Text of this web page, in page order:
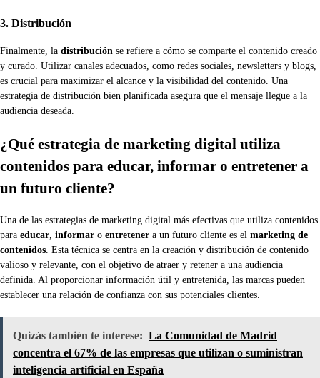
3. Distribución
Finalmente, la distribución se refiere a cómo se comparte el contenido creado
y curado. Utilizar canales adecuados, como redes sociales, newsletters y blogs,
es crucial para maximizar el alcance y la visibilidad del contenido. Una
estrategia de distribución bien planificada asegura que el mensaje llegue a la
audiencia deseada.
¿Qué estrategia de marketing digital utiliza
contenidos para educar, informar o entretener a
un futuro cliente?
Una de las estrategias de marketing digital más efectivas que utiliza contenidos
para educar informar o entretener a un futuro cliente es el marketing de
contenidos . Esta técnica se centra en la creación y distribución de contenido
valioso y relevante, con el objetivo de atraer y retener a una audiencia
definida. Al proporcionar información útil y entretenida, las marcas pueden
establecer una relación de confianza con sus potenciales clientes.
Quizás también te interese: La Comunidad de Madrid
concentra el 67% de las empresas que utilizan o suministran
inteligencia artificial en España